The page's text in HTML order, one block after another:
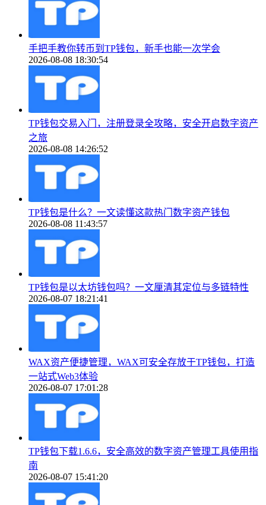
手把手教你转币到TP钱包，新手也能一次学会
2026-08-08 18:30:54
TP钱包交易入门，注册登录全攻略，安全开启数字资产
之旅
2026-08-08 14:26:52
TP钱包是什么？一文读懂这款热门数字资产钱包
2026-08-08 11:43:57
TP钱包是以太坊钱包吗？一文厘清其定位与多链特性
2026-08-07 18:21:41
WAX资产便捷管理，WAX可安全存放于TP钱包，打造
一站式Web3体验
2026-08-07 17:01:28
TP钱包下载1.6.6，安全高效的数字资产管理工具使用指
南
2026-08-07 15:41:20